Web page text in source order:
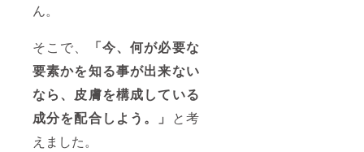
ん。
そこで、
「今、何が必要な
要素かを知る事が出来ない
なら、皮膚を構成している
成分を配合しよう。」 と考
えました。